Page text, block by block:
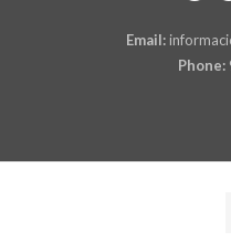
Email:
Phone: